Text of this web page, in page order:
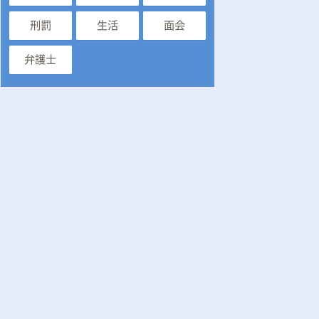
刑罰 生活 面会
弁護士